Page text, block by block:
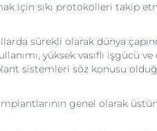
için sıkı protokolleri takip
sürekli olarak dünya
yüksek vasıflı işgücü
sistemleri söz konusu
genel olarak